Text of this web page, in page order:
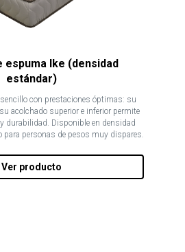
espuma Ike (densidad
estándar)
con prestaciones óptimas: su
acolchado superior e inferior permite
durabilidad. Disponible en densidad
para personas de pesos muy dispares.
Ver producto